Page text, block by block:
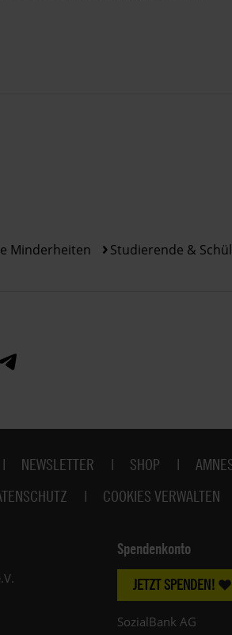
Minderheiten Studierende &
NEWSLETTER SHOP
COOKIES VERWALTEN
Spendenkonto
JETZT SPENDEN!
SozialBank AG